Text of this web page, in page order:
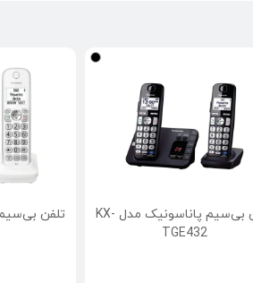
تلفن بی‌سیم پاناسونیک مدل KX-
TGE432